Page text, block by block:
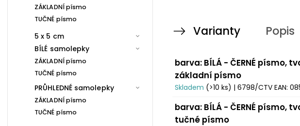
ZÁKLADNÍ písmo
TUČNÉ písmo
5 x 5 cm
BÍLÉ samolepky
ZÁKLADNÍ písmo
TUČNÉ písmo
PRŮHLEDNÉ samolepky
ZÁKLADNÍ písmo
TUČNÉ písmo
Varianty Popis
barva: BÍLÁ - ČERNÉ písmo,
základní písmo
Skladem (>10 ks) | 6798/CTV EAN:
barva: BÍLÁ - ČERNÉ písmo,
tučné písmo